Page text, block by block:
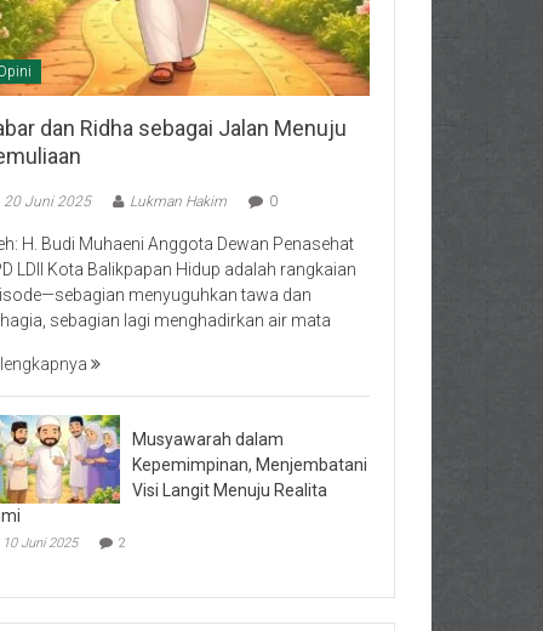
dan Ridha sebagai Jalan Menuju
20 Juni 2025 Lukman Hakim 0
H. Budi Muhaeni Anggota Dewan Penasehat
LDII Kota Balikpapan Hidup adalah rangkaian
menyuguhkan tawa dan
sebagian lagi menghadirkan air mata
Musyawarah dalam
Kepemimpinan, Menjembatani
Visi Langit Menuju Realita
10 Juni 2025 2